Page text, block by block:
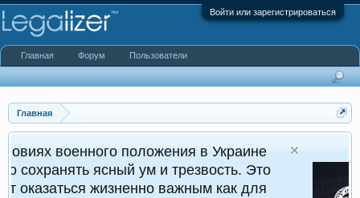
Войти или зарегистрироваться
Главная
положения в Украине
ум и трезвость. Это
важным как для
Главная Форум Пользователи